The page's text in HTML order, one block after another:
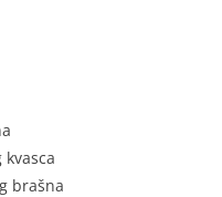
brašna